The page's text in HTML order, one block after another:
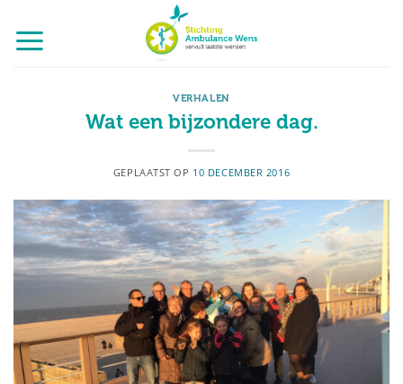
naar
inhoud
VERHALEN
Wat een bijzondere dag.
GEPLAATST OP 10 DECEMBER 2016